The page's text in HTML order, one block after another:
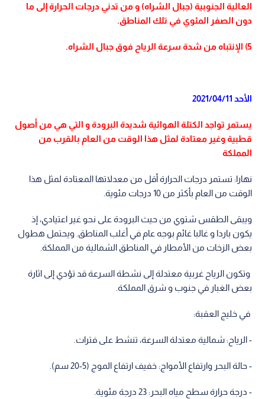
العالية الجنوبية (جبال الشراه) و من تدني درجات الحرارة إلى ما
دون الصفر المئوي في تلك المناطق.
5) الإنتباه من شدة سرعة الرياح فوق جبال الشراه.
الأحد 2021/04/11
يستمر تواجد الكتلة الهوائية شديدة البرودة و التي هي من أصول
قطبية وغير معتادة لمثل هذا الوقت من العام بالقرب من
المملكة
نهارا: تستمر درجات الحرارة أقل من معدلاتها المعتادة لمثل هذا
الوقت من العام بأكثر من 10 درجات مئوية.
ويبقى الطقس شتوي من حيث البرودة على نحو غير اعتيادي، إذ
يكون باردا و غالبا غائم بوجه عام في أغلب المناطق. ويحتمل هطول
بعض الزخات من الأمطار في المناطق الشمالية من المملكة.
وتكون الرياح غربية معتدلة إلى نشطة السرعة قد تؤدي إلى اثارة
بعض الغبار في جنوب و شرق المملكة.
في خليج العقبة:
- الرياح: شمالية معتدلة السرعة، تنشط على فترات.
- حالة البحر وارتفاع الأمواج: خفيف ارتفاع الموج (5-20 سم).
- درجة حرارة سطح مياه البحر: 23 درجة مئوية.